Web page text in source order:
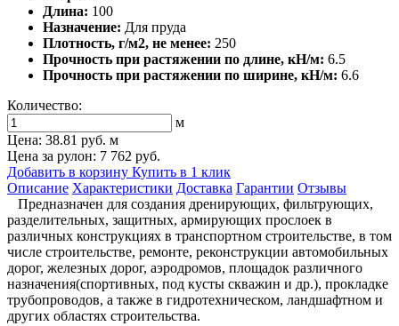
Длина: 100
Назначение: Для пруда
Плотность, г/м2, не менее: 250
Прочность при растяжении по длине, кН/м: 6.5
Прочность при растяжении по ширине, кН/м: 6.6
Количество:
м
Цена: 38.81 руб. м
Цена за рулон: 7 762 руб.
Добавить в корзину Купить в 1 клик
Описание Характеристики Доставка Гарантии Отзывы
Предназначен для создания дренирующих, фильтрующих,
разделительных, защитных, армирующих прослоек в
различных конструкциях в транспортном строительстве, в том
числе строительстве, ремонте, реконструкции автомобильных
дорог, железных дорог, аэродромов, площадок различного
назначения(спортивных, под кусты скважин и др.), прокладке
трубопроводов, а также в гидротехническом, ландшафтном и
других областях строительства.